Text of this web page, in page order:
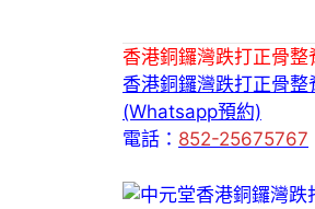
香港銅鑼灣跌打正骨
香港銅鑼灣跌打正骨
(Whatsapp預約)
電話： 852-25675767